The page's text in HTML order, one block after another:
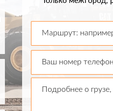
Маршрут:
Ваш номер
Подробнее о